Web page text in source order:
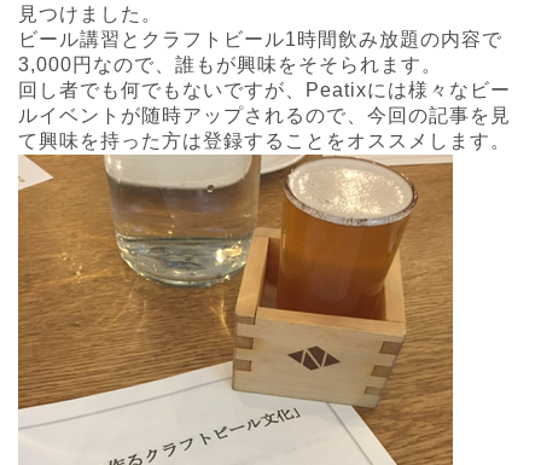
見つけました。
ビール講習とクラフトビール1時間飲み放題の内容で
3,000円なので、誰もが興味をそそられます。
回し者でも何でもないですが、Peatixには様々なビー
ルイベントが随時アップされるので、今回の記事を見
て興味を持った方は登録することをオススメします。